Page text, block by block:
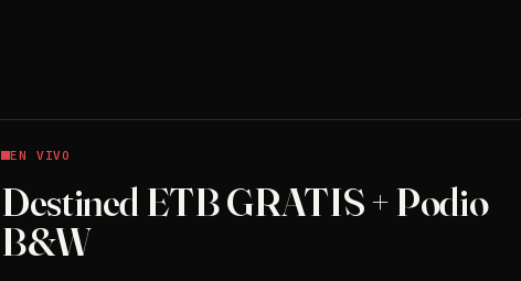
EN VIVO
Destined ETB GRATIS + Podio
B&W